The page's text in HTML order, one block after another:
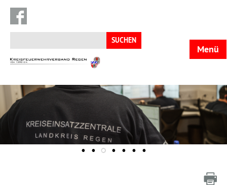
Suchen
nach:
KFV
Menü